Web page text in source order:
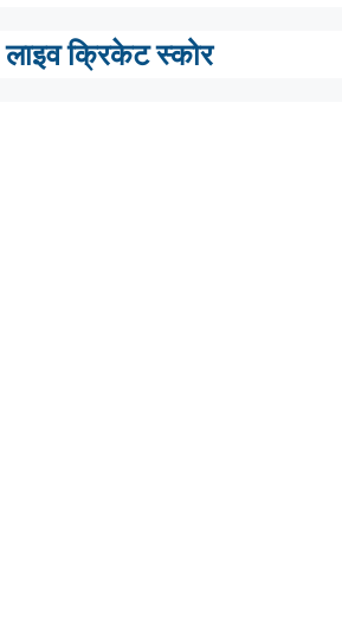
लाइव क्रिकेट स्कोर